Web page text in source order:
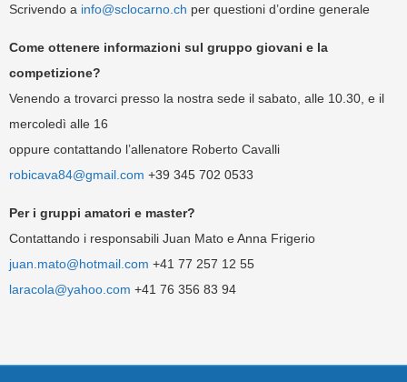
Scrivendo a info@sclocarno.ch per questioni d’ordine generale
Come ottenere informazioni sul gruppo giovani e la
competizione?
Venendo a trovarci presso la nostra sede il sabato, alle 10.30, e il
mercoledì alle 16
oppure contattando l’allenatore Roberto Cavalli
robicava84@gmail.com +39 345 702 0533
Per i gruppi amatori e master?
Contattando i responsabili Juan Mato e Anna Frigerio
juan.mato@hotmail.com +41 77 257 12 55
laracola@yahoo.com +41 76 356 83 94